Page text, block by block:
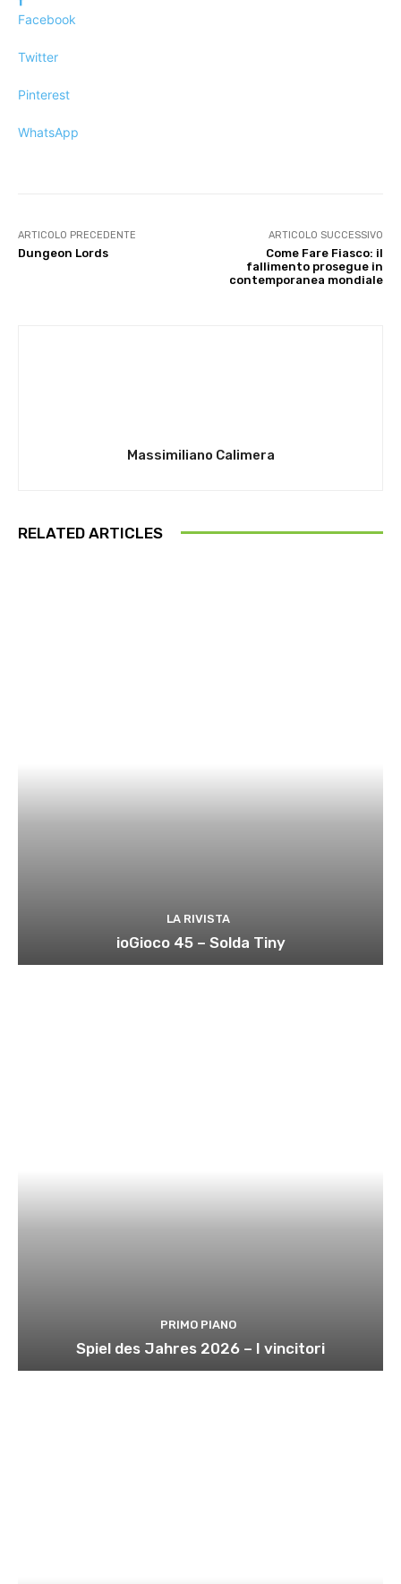
Facebook
Twitter
Pinterest
WhatsApp
ARTICOLO PRECEDENTE
Dungeon Lords
ARTICOLO SUCCESSIVO
Come Fare Fiasco: il
fallimento prosegue in
contemporanea mondiale
Massimiliano Calimera
RELATED ARTICLES
LA RIVISTA
ioGioco 45 – Solda Tiny
PRIMO PIANO
Spiel des Jahres 2026 – I vincitori